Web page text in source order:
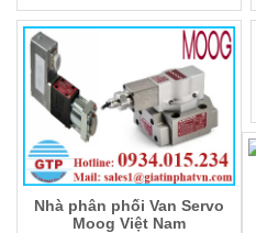
Nhà phân phối Van Servo
Moog Việt Nam